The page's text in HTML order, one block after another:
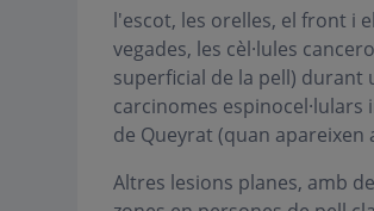
l'escot, les orelles, el front i
vegades, les cèl·lules
superficial de la pell) durant
carcinomes
de Queyrat (quan apareixen
Altres lesions planes, amb